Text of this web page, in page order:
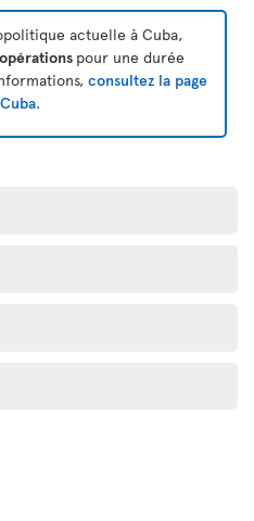
actuelle à Cuba,
pour une durée
consultez la page
.